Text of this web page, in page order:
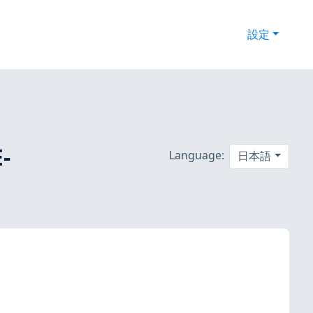
設定
Language: 日本語